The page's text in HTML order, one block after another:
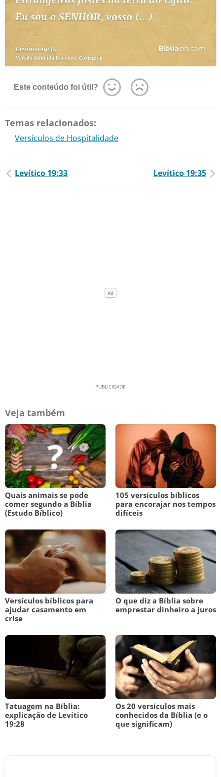
Este conteúdo foi útil?
Temas relacionados:
Versículos de Hospitalidade
Levítico 19:33 Levítico 19:35
Veja também
Quais animais se pode
comer segundo a Bíblia
(Estudo Bíblico)
105 versículos bíblicos
para encorajar nos tempos
difíceis
Versículos bíblicos para
ajudar casamento em
crise
O que diz a Bíblia sobre
emprestar dinheiro a juros
Tatuagem na Bíblia:
explicação de Levítico
19:28
Os 20 versículos mais
conhecidos da Bíblia (e o
que significam)